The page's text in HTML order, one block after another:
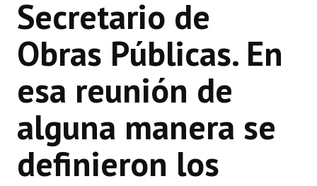
Secretario de
Obras Públicas. En
esa reunión de
alguna manera se
definieron los